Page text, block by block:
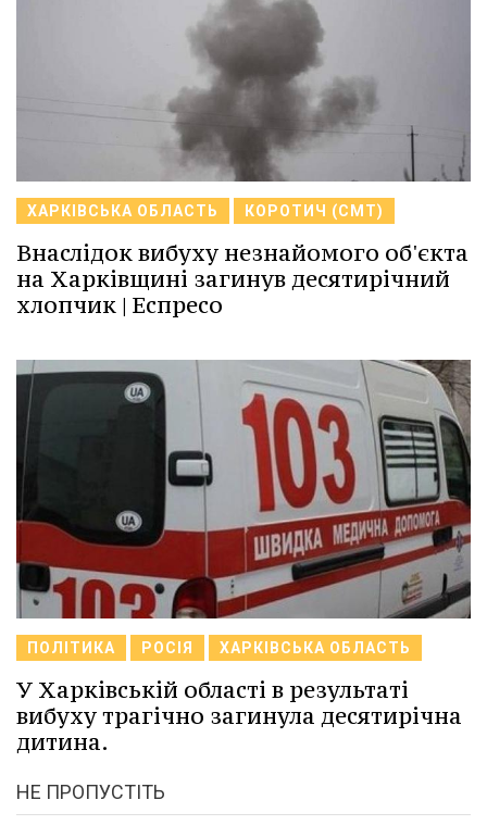
ХАРКІВСЬКА ОБЛАСТЬ КОРОТИЧ (СМТ)
Внаслідок вибуху незнайомого об'єкта
на Харківщині загинув десятирічний
хлопчик | Еспресо
ПОЛІТИКА РОСІЯ ХАРКІВСЬКА ОБЛАСТЬ
У Харківській області в результаті
вибуху трагічно загинула десятирічна
дитина.
НЕ ПРОПУСТІТЬ